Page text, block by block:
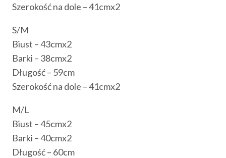
Szerokość na dole – 41cmx2
S/M
Biust – 43cmx2
Barki – 38cmx2
Długość – 59cm
Szerokość na dole – 41cmx2
M/L
Biust – 45cmx2
Barki – 40cmx2
Długość – 60cm